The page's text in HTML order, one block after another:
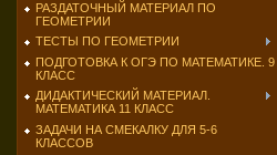
РАЗДАТОЧНЫЙ МАТЕРИАЛ ПО
ГЕОМЕТРИИ
ТЕСТЫ ПО ГЕОМЕТРИИ
ПОДГОТОВКА К ОГЭ ПО МАТЕМАТИКЕ. 9
КЛАСС
ДИДАКТИЧЕСКИЙ МАТЕРИАЛ.
МАТЕМАТИКА 11 КЛАСС
ЗАДАЧИ НА СМЕКАЛКУ ДЛЯ 5-6
КЛАССОВ